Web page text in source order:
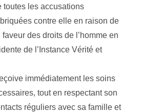
toutes les accusations
contre elle en raison de
des droits de l’homme en
de l’Instance Vérité et
immédiatement les soins
tout en respectant son
réguliers avec sa famille et